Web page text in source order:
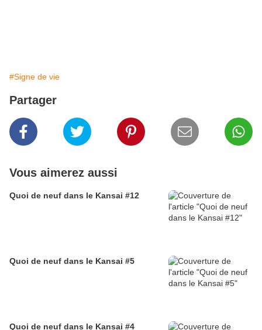
#Signe de vie
Partager
Vous aimerez aussi
Quoi de neuf dans le Kansai #12
Quoi de neuf dans le Kansai #5
Quoi de neuf dans le Kansai #4